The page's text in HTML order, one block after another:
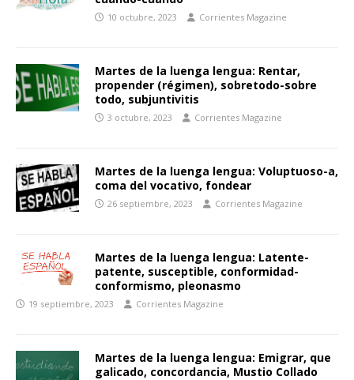
10 octubre, 2023 Corrientes Magazine
Martes de la luenga lengua: Rentar,
propender (régimen), sobretodo-sobre
todo, subjuntivitis
3 octubre, 2023 Corrientes Magazine
Martes de la luenga lengua: Voluptuoso-a,
coma del vocativo, fondear
26 septiembre, 2023 Corrientes Magazine
Martes de la luenga lengua: Latente-
patente, susceptible, conformidad-
conformismo, pleonasmo
19 septiembre, 2023 Corrientes Magazine
Martes de la luenga lengua: Emigrar, que
galicado, concordancia, Mustio Collado